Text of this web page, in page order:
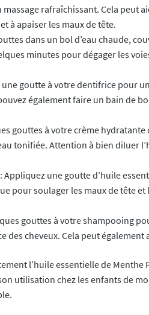
rafraîchissant. Cela peut
à apaiser les maux de tête.
dans un bol d’eau chaude,
minutes pour dégager les
goutte à votre dentifrice pour
également faire un bain de
gouttes à votre crème
tonifiée. Attention à bien diluer
Appliquez une goutte d’huile
pour soulager les maux de tête et
gouttes à votre shampooing
des cheveux. Cela peut
l’huile essentielle de Menthe
utilisation chez les enfants de